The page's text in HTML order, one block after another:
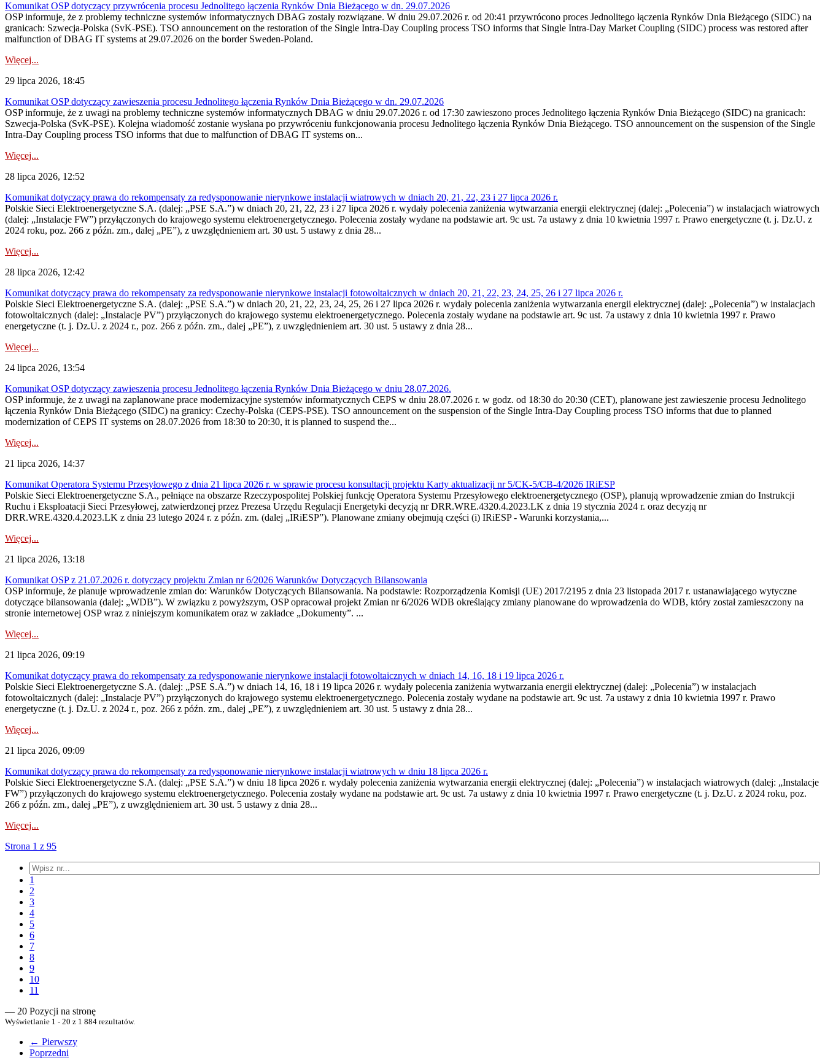
Komunikat OSP dotyczący przywrócenia procesu Jednolitego łączenia Rynków Dnia Bieżącego w dn. 29.07.2026
OSP informuje, że z problemy techniczne systemów informatycznych DBAG zostały rozwiązane. W dniu 29.07.2026 r. od 20:41 przywrócono proces Jednolitego łączenia Rynków Dnia Bieżącego (SIDC) na
granicach: Szwecja-Polska (SvK-PSE). TSO announcement on the restoration of the Single Intra-Day Coupling process TSO informs that Single Intra-Day Market Coupling (SIDC) process was restored after
malfunction of DBAG IT systems at 29.07.2026 on the border Sweden-Poland.
Więcej...
29 lipca 2026, 18:45
Komunikat OSP dotyczący zawieszenia procesu Jednolitego łączenia Rynków Dnia Bieżącego w dn. 29.07.2026
OSP informuje, że z uwagi na problemy techniczne systemów informatycznych DBAG w dniu 29.07.2026 r. od 17:30 zawieszono proces Jednolitego łączenia Rynków Dnia Bieżącego (SIDC) na granicach:
Szwecja-Polska (SvK-PSE). Kolejna wiadomość zostanie wysłana po przywróceniu funkcjonowania procesu Jednolitego łączenia Rynków Dnia Bieżącego. TSO announcement on the suspension of the Single
Intra-Day Coupling process TSO informs that due to malfunction of DBAG IT systems on...
Więcej...
28 lipca 2026, 12:52
Komunikat dotyczący prawa do rekompensaty za redysponowanie nierynkowe instalacji wiatrowych w dniach 20, 21, 22, 23 i 27 lipca 2026 r.
Polskie Sieci Elektroenergetyczne S.A. (dalej: „PSE S.A.”) w dniach 20, 21, 22, 23 i 27 lipca 2026 r. wydały polecenia zaniżenia wytwarzania energii elektrycznej (dalej: „Polecenia”) w instalacjach wiatrowych
(dalej: „Instalacje FW”) przyłączonych do krajowego systemu elektroenergetycznego. Polecenia zostały wydane na podstawie art. 9c ust. 7a ustawy z dnia 10 kwietnia 1997 r. Prawo energetyczne (t. j. Dz.U. z
2024 roku, poz. 266 z późn. zm., dalej „PE”), z uwzględnieniem art. 30 ust. 5 ustawy z dnia 28...
Więcej...
28 lipca 2026, 12:42
Komunikat dotyczący prawa do rekompensaty za redysponowanie nierynkowe instalacji fotowoltaicznych w dniach 20, 21, 22, 23, 24, 25, 26 i 27 lipca 2026 r.
Polskie Sieci Elektroenergetyczne S.A. (dalej: „PSE S.A.”) w dniach 20, 21, 22, 23, 24, 25, 26 i 27 lipca 2026 r. wydały polecenia zaniżenia wytwarzania energii elektrycznej (dalej: „Polecenia”) w instalacjach
fotowoltaicznych (dalej: „Instalacje PV”) przyłączonych do krajowego systemu elektroenergetycznego. Polecenia zostały wydane na podstawie art. 9c ust. 7a ustawy z dnia 10 kwietnia 1997 r. Prawo
energetyczne (t. j. Dz.U. z 2024 r., poz. 266 z późn. zm., dalej „PE”), z uwzględnieniem art. 30 ust. 5 ustawy z dnia 28...
Więcej...
24 lipca 2026, 13:54
Komunikat OSP dotyczący zawieszenia procesu Jednolitego łączenia Rynków Dnia Bieżącego w dniu 28.07.2026.
OSP informuje, że z uwagi na zaplanowane prace modernizacyjne systemów informatycznych CEPS w dniu 28.07.2026 r. w godz. od 18:30 do 20:30 (CET), planowane jest zawieszenie procesu Jednolitego
łączenia Rynków Dnia Bieżącego (SIDC) na granicy: Czechy-Polska (CEPS-PSE). TSO announcement on the suspension of the Single Intra-Day Coupling process TSO informs that due to planned
modernization of CEPS IT systems on 28.07.2026 from 18:30 to 20:30, it is planned to suspend the...
Więcej...
21 lipca 2026, 14:37
Komunikat Operatora Systemu Przesyłowego z dnia 21 lipca 2026 r. w sprawie procesu konsultacji projektu Karty aktualizacji nr 5/CK-5/CB-4/2026 IRiESP
Polskie Sieci Elektroenergetyczne S.A., pełniące na obszarze Rzeczypospolitej Polskiej funkcję Operatora Systemu Przesyłowego elektroenergetycznego (OSP), planują wprowadzenie zmian do Instrukcji
Ruchu i Eksploatacji Sieci Przesyłowej, zatwierdzonej przez Prezesa Urzędu Regulacji Energetyki decyzją nr DRR.WRE.4320.4.2023.LK z dnia 19 stycznia 2024 r. oraz decyzją nr
DRR.WRE.4320.4.2023.LK z dnia 23 lutego 2024 r. z późn. zm. (dalej „IRiESP”). Planowane zmiany obejmują części (i) IRiESP - Warunki korzystania,...
Więcej...
21 lipca 2026, 13:18
Komunikat OSP z 21.07.2026 r. dotyczący projektu Zmian nr 6/2026 Warunków Dotyczących Bilansowania
OSP informuje, że planuje wprowadzenie zmian do: Warunków Dotyczących Bilansowania. Na podstawie: Rozporządzenia Komisji (UE) 2017/2195 z dnia 23‍ listopada 2017 r. ustanawiającego wytyczne
dotyczące bilansowania (dalej: „WDB”). W związku z powyższym, OSP opracował projekt Zmian nr 6/2026 WDB określający zmiany planowane do wprowadzenia do WDB, który został zamieszczony na
stronie internetowej OSP wraz z niniejszym komunikatem oraz w zakładce „Dokumenty”. ...
Więcej...
21 lipca 2026, 09:19
Komunikat dotyczący prawa do rekompensaty za redysponowanie nierynkowe instalacji fotowoltaicznych w dniach 14, 16, 18 i 19 lipca 2026 r.
Polskie Sieci Elektroenergetyczne S.A. (dalej: „PSE S.A.”) w dniach 14, 16, 18 i 19 lipca 2026 r. wydały polecenia zaniżenia wytwarzania energii elektrycznej (dalej: „Polecenia”) w instalacjach
fotowoltaicznych (dalej: „Instalacje PV”) przyłączonych do krajowego systemu elektroenergetycznego. Polecenia zostały wydane na podstawie art. 9c ust. 7a ustawy z dnia 10 kwietnia 1997 r. Prawo
energetyczne (t. j. Dz.U. z 2024 r., poz. 266 z późn. zm., dalej „PE”), z uwzględnieniem art. 30 ust. 5 ustawy z dnia 28...
Więcej...
21 lipca 2026, 09:09
Komunikat dotyczący prawa do rekompensaty za redysponowanie nierynkowe instalacji wiatrowych w dniu 18 lipca 2026 r.
Polskie Sieci Elektroenergetyczne S.A. (dalej: „PSE S.A.”) w dniu 18 lipca 2026 r. wydały polecenia zaniżenia wytwarzania energii elektrycznej (dalej: „Polecenia”) w instalacjach wiatrowych (dalej: „Instalacje
FW”) przyłączonych do krajowego systemu elektroenergetycznego. Polecenia zostały wydane na podstawie art. 9c ust. 7a ustawy z dnia 10 kwietnia 1997 r. Prawo energetyczne (t. j. Dz.U. z 2024 roku, poz.
266 z późn. zm., dalej „PE”), z uwzględnieniem art. 30 ust. 5 ustawy z dnia 28...
Więcej...
Strona 1 z 95
1
2
3
4
5
6
7
8
9
10
11
— 20 Pozycji na stronę
Wyświetlanie 1 - 20 z 1 884 rezultatów.
← Pierwszy
Poprzedni